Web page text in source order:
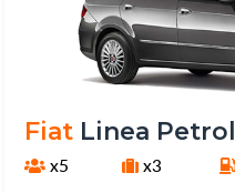
Fiat Linea Petrol
x5 x3